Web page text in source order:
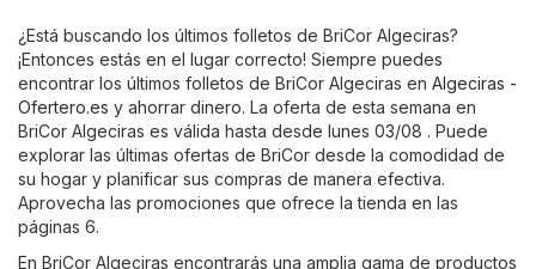
¿Está buscando los últimos folletos de BriCor Algeciras?
¡Entonces estás en el lugar correcto! Siempre puedes
encontrar los últimos folletos de BriCor Algeciras en Algeciras -
Ofertero.es y ahorrar dinero. La oferta de esta semana en
BriCor Algeciras es válida hasta desde lunes 03/08 . Puede
explorar las últimas ofertas de BriCor desde la comodidad de
su hogar y planificar sus compras de manera efectiva.
Aprovecha las promociones que ofrece la tienda en las
páginas 6.
En BriCor Algeciras encontrarás una amplia gama de productos